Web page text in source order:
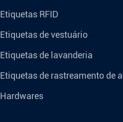
Etiquetas RFID
Etiquetas de vestuário
Etiquetas de lavanderia
Etiquetas de rastreamento de
Hardwares